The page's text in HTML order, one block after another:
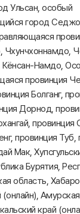
Ульсан, особый
город
Чхунчхоннамдо,
Кёнсан-Намдо,
провинция
Болганг,
Дорнод,
провинция
провинция Туб,
Мак,
Бурятия,
область,
(онлайн),
край